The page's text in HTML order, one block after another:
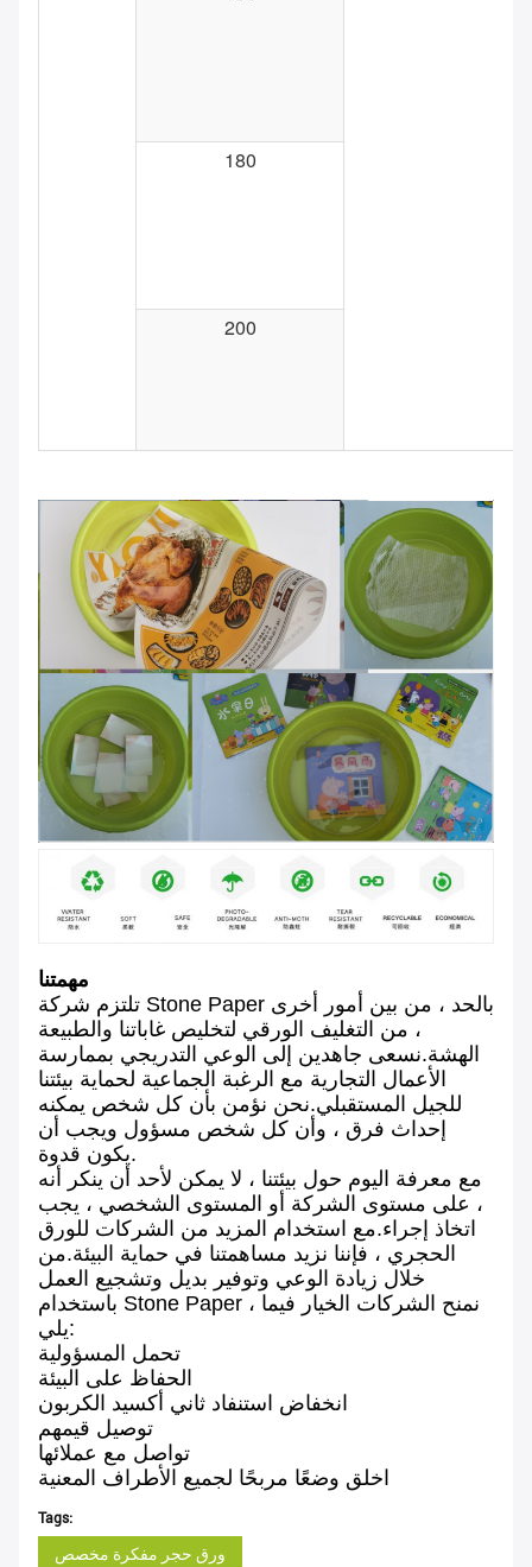
180
200
مهمتنا
تلتزم شركة Stone Paper بالحد ، من بين أمور أخرى
، من التغليف الورقي لتخليص غاباتنا والطبيعة
الهشة.نسعى جاهدين إلى الوعي التدريجي بممارسة
الأعمال التجارية مع الرغبة الجماعية لحماية بيئتنا
للجيل المستقبلي.نحن نؤمن بأن كل شخص يمكنه
إحداث فرق ، وأن كل شخص مسؤول ويجب أن
يكون قدوة.
مع معرفة اليوم حول بيئتنا ، لا يمكن لأحد أن ينكر أنه
، على مستوى الشركة أو المستوى الشخصي ، يجب
اتخاذ إجراء.مع استخدام المزيد من الشركات للورق
الحجري ، فإننا نزيد مساهمتنا في حماية البيئة.من
خلال زيادة الوعي وتوفير بديل وتشجيع العمل
باستخدام Stone Paper ، نمنح الشركات الخيار فيما
يلي:
تحمل المسؤولية
الحفاظ على البيئة
انخفاض استنفاد ثاني أكسيد الكربون
توصيل قيمهم
تواصل مع عملائها
اخلق وضعًا مربحًا لجميع الأطراف المعنية
Tags:
ورق حجر مفكرة مخصص